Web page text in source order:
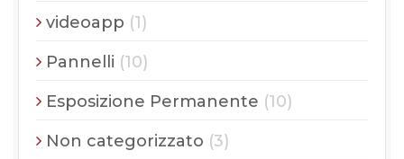
videoapp (1)
Pannelli (10)
Esposizione Permanente (10)
Non categorizzato (3)